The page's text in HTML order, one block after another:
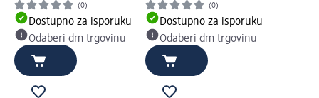
(0)
Dostupno za isporuku
Odaberi dm trgovinu
(0)
Dostupno za isporuku
Odaberi dm trgovinu